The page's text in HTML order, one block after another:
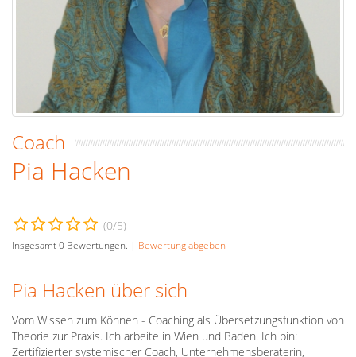
Coach
Pia Hacken
(0/5)
Insgesamt0 Bewertungen. | Bewertung abgeben
Pia Hacken über sich
Vom Wissen zum Können - Coaching als Übersetzungsfunktion von
Theorie zur Praxis. Ich arbeite in Wien und Baden. Ich bin:
Zertifizierter systemischer Coach, Unternehmensberaterin,